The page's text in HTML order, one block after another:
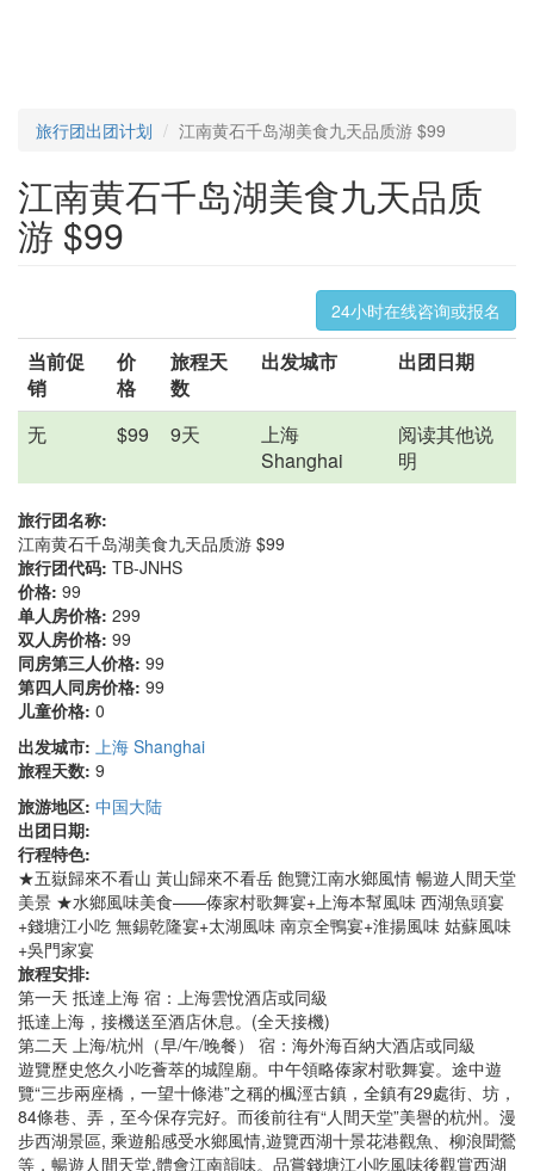
旅行团出团计划 江南黄石千岛湖美食九天品质游 $99
江南黄石千岛湖美食九天品质
游 $99
24小时在线咨询或报名
当前促
销
价
格
旅程天
数
出发城市 出团日期
无 $99 9天
上海
Shanghai
阅读其他说
明
旅行团名称:
江南黄石千岛湖美食九天品质游 $99
旅行团代码: TB-JNHS
价格: 99
单人房价格: 299
双人房价格: 99
同房第三人价格: 99
第四人同房价格: 99
儿童价格: 0
出发城市: 上海 Shanghai
旅程天数: 9
旅游地区: 中国大陆
出团日期:
行程特色:
★五嶽歸來不看山 黃山歸來不看岳 飽覽江南水鄉風情 暢遊人間天堂
美景 ★水鄉風味美食——傣家村歌舞宴+上海本幫風味 西湖魚頭宴
+錢塘江小吃 無錫乾隆宴+太湖風味 南京全鴨宴+淮揚風味 姑蘇風味
+吳門家宴
旅程安排:
第一天 抵達上海 宿：上海雲悅酒店或同級
抵達上海，接機送至酒店休息。(全天接機)
第二天 上海/杭州（早/午/晚餐） 宿：海外海百納大酒店或同級
遊覽歷史悠久小吃薈萃的城隍廟。中午領略傣家村歌舞宴。途中遊
覽“三步兩座橋，一望十條港”之稱的楓涇古鎮，全鎮有29處街、坊，
84條巷、弄，至今保存完好。而後前往有“人間天堂”美譽的杭州。漫
步西湖景區, 乘遊船感受水鄉風情,遊覽西湖十景花港觀魚、柳浪聞鶯
等，暢遊人間天堂,體會江南韻味。品嘗錢塘江小吃風味後觀賞西湖